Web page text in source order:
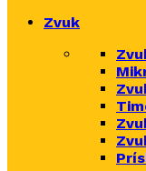
Zvuk